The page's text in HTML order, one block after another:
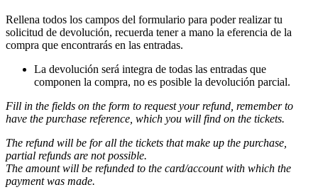
Rellena todos los campos del formulario para poder realizar tu
solicitud de devolución, recuerda tener a mano la eferencia de la
compra que encontrarás en las entradas.
La devolución será integra de todas las entradas que
componen la compra, no es posible la devolución parcial.
Fill in the fields on the form to request your refund, remember to
have the purchase reference, which you will find on the tickets.
The refund will be for all the tickets that make up the purchase,
partial refunds are not possible.
The amount will be refunded to the card/account with which the
payment was made.